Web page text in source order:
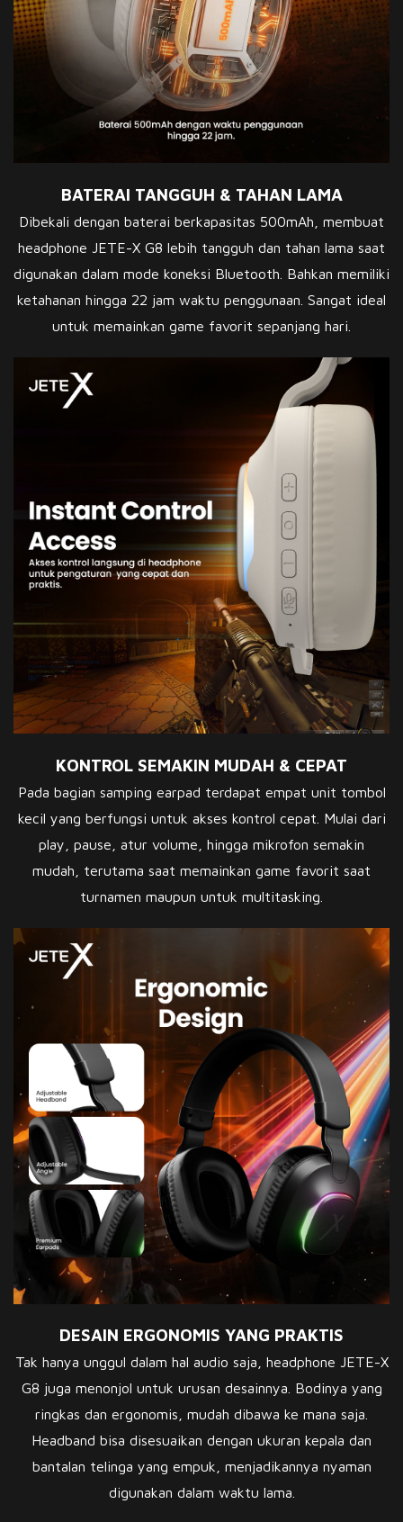
BATERAI TANGGUH & TAHAN LAMA
Dibekali dengan baterai berkapasitas 500mAh, membuat
headphone JETE-X G8 lebih tangguh dan tahan lama saat
digunakan dalam mode koneksi Bluetooth. Bahkan memiliki
ketahanan hingga 22 jam waktu penggunaan. Sangat ideal
untuk memainkan game favorit sepanjang hari.
KONTROL SEMAKIN MUDAH & CEPAT
Pada bagian samping earpad terdapat empat unit tombol
kecil yang berfungsi untuk akses kontrol cepat. Mulai dari
play, pause, atur volume, hingga mikrofon semakin
mudah, terutama saat memainkan game favorit saat
turnamen maupun untuk multitasking.
DESAIN ERGONOMIS YANG PRAKTIS
Tak hanya unggul dalam hal audio saja, headphone JETE-X
G8 juga menonjol untuk urusan desainnya. Bodinya yang
ringkas dan ergonomis, mudah dibawa ke mana saja.
Headband bisa disesuaikan dengan ukuran kepala dan
bantalan telinga yang empuk, menjadikannya nyaman
digunakan dalam waktu lama.